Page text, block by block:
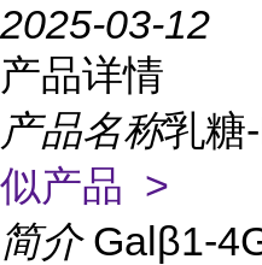
2025-03-12
产品详情
产品名称乳糖
似产品 >
简介 Galβ1-